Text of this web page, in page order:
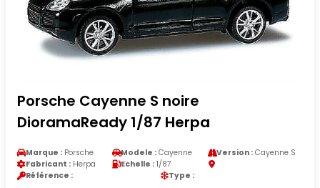
Porsche Cayenne S noire
DioramaReady 1/87 Herpa
Marque : Porsche Modele : Cayenne Version :Cayenne S
Fabricant : Herpa Echelle : 1/87
Référence :
Type :